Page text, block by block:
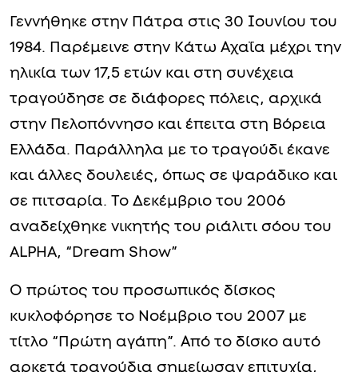
Γεννήθηκε στην Πάτρα στις 30 Ιουνίου του
1984. Παρέμεινε στην Κάτω Αχαΐα μέχρι την
ηλικία των 17,5 ετών και στη συνέχεια
τραγούδησε σε διάφορες πόλεις, αρχικά
στην Πελοπόννησο και έπειτα στη Βόρεια
Ελλάδα. Παράλληλα με το τραγούδι έκανε
και άλλες δουλειές, όπως σε ψαράδικο και
σε πιτσαρία. Το Δεκέμβριο του 2006
αναδείχθηκε νικητής του ριάλιτι σόου του
ALPHA, “Dream Show”
Ο πρώτος του προσωπικός δίσκος
κυκλοφόρησε το Νοέμβριο του 2007 με
τίτλο “Πρώτη αγάπη”. Από το δίσκο αυτό
αρκετά τραγούδια σημείωσαν επιτυχία,